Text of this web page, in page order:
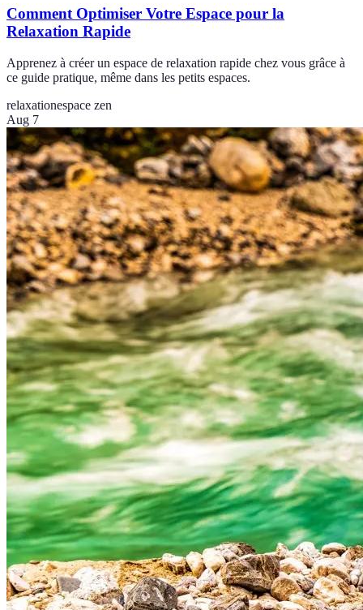
Comment Optimiser Votre Espace pour la
Relaxation Rapide
Apprenez à créer un espace de relaxation rapide chez vous grâce à
ce guide pratique, même dans les petits espaces.
relaxationespace zen
Aug 7